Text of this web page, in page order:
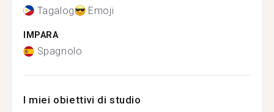
Tagalog Emoji
IMPARA
Spagnolo
I miei obiettivi di studio